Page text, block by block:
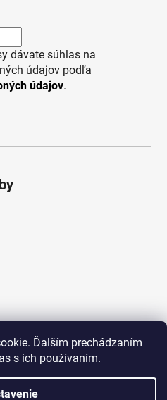
Ďalším prechádzaním
s ich používaním.
dávate súhlas na
údajov podľa
údajov.
Shoptet